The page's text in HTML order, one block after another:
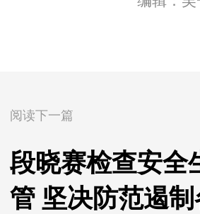
阅读下一篇
段晓赛检查安全
管 坚决防范遏